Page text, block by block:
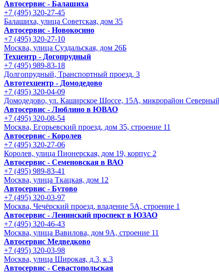
Автосервис - Балашиха
+7 (495) 320-27-45
Балашиха, улица Советская, дом 35
Автосервис - Новокосино
+7 (495) 320-27-10
Москва, улица Суздальская, дом 26Б
Техцентр - Догопрудный
+7 (495) 989-83-18
Долгопрудный, Транспортный проезд, 3
Автотехцентр - Домодедово
+7 (495) 320-04-09
Домодедово, ул. Каширское Шоссе, 15А, микрорайон
Автосервис - Люблино в ЮВАО
+7 (495) 320-08-54
Москва, Егорьевский проезд, дом 35, строение 11
Автосервис - Королев
+7 (495) 320-27-06
Королев, улица Пионерская, дом 19, корпус 2
Автосервис - Семеновская в ВАО
+7 (495) 989-83-41
Москва, улица Ткацкая, дом 12
Автосервис - Бутово
+7 (495) 320-03-97
Москва, Чечёрский проезд, владение 5А, строение 1
Автосервис - Ленинский проспект в ЮЗАО
+7 (495) 320-46-43
Москва, улица Вавилова, дом 9A, строение 11
Автосервис Медведково
+7 (495) 320-03-98
Москва, улица Широкая, д.3, к.3
Автосервис - Cевастопольская